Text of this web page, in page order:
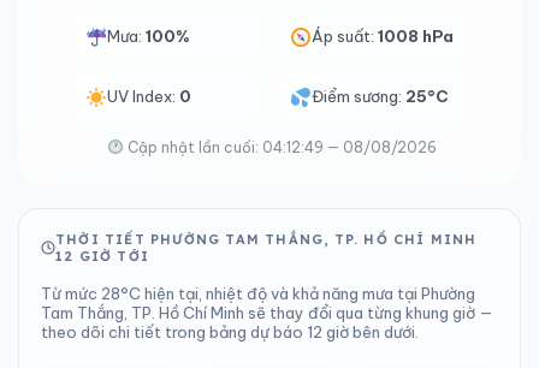
Mưa: 100% Áp suất:1008 hPa
UV Index: 0 Điểm sương: 25°C
Cập nhật lần cuối: 04:12:49 — 08/08/2026
THỜI TIẾT PHƯỜNG TAM THẮNG, TP. HỒ CHÍ MINH
12 GIỜ TỚI
Từ mức 28°C hiện tại, nhiệt độ và khả năng mưa tại Phường
Tam Thắng, TP. Hồ Chí Minh sẽ thay đổi qua từng khung giờ —
theo dõi chi tiết trong bảng dự báo 12 giờ bên dưới.